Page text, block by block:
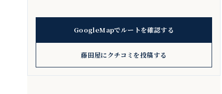
GoogleMapでルートを確認する
藤田屋にクチコミを投稿する